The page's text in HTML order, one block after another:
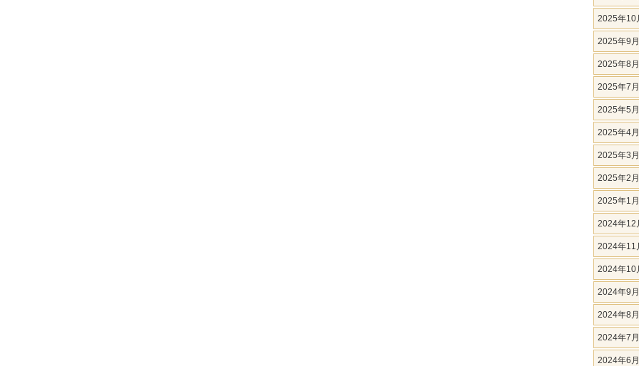
2025年10
2025年9月
2025年8月
2025年7月
2025年5月
2025年4月
2025年3月
2025年2月
2025年1月
2024年12
2024年11
2024年10
2024年9月
2024年8月
2024年7月
2024年6月